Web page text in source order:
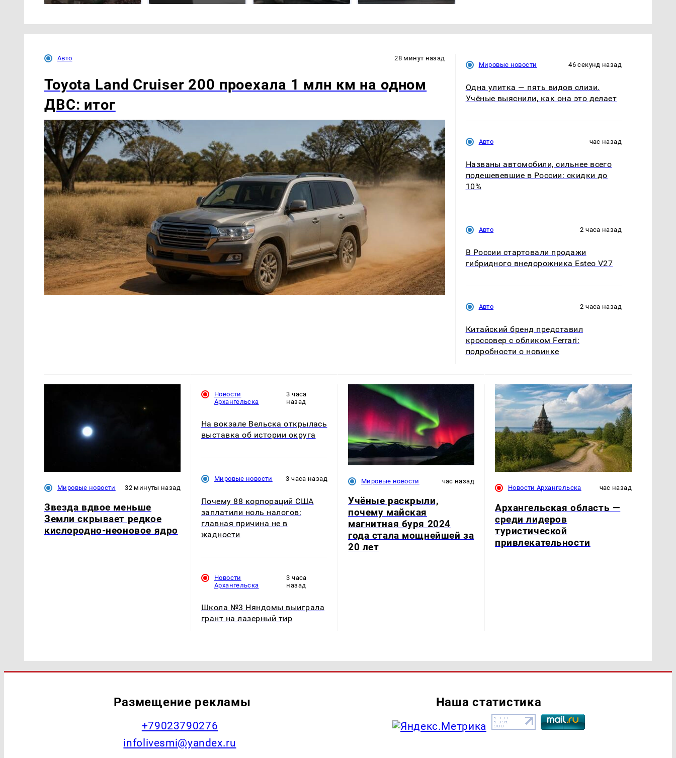
Авто 28 минут назад
Toyota Land Cruiser 200 проехала 1 млн км на одном
ДВС: итог
Мировые новости 46 секунд назад
Одна улитка — пять видов слизи.
Учёные выяснили, как она это делает
Авто час назад
Названы автомобили, сильнее всего
подешевевшие в России: скидки до
10%
Авто 2 часа назад
В России стартовали продажи
гибридного внедорожника Esteo V27
Авто 2 часа назад
Китайский бренд представил
кроссовер с обликом Ferrari:
подробности о новинке
Мировые новости 32 минуты назад
Звезда вдвое меньше
Земли скрывает редкое
кислородно-неоновое ядро
Новости
Архангельска
3 часа
назад
На вокзале Вельска открылась
выставка об истории округа
Мировые новости 3 часа назад
Почему 88 корпораций США
заплатили ноль налогов:
главная причина не в
жадности
Новости
Архангельска
3 часа
назад
Школа №3 Няндомы выиграла
грант на лазерный тир
Мировые новости час назад
Учёные раскрыли,
почему майская
магнитная буря 2024
года стала мощнейшей за
20 лет
Новости Архангельска час назад
Архангельская область —
среди лидеров
туристической
привлекательности
Размещение рекламы
+79023790276
infolivesmi@yandex.ru
Наша статистика